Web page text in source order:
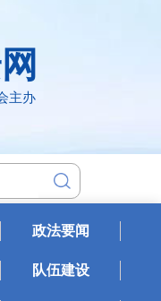
主办
政法要闻
队伍建设